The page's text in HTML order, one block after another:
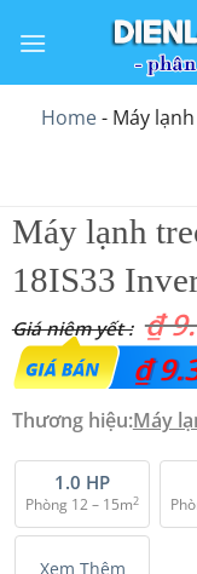
qua
dungHome- Máy
Máy lạnh
18IS33
₫
Giá
gốc
₫ 9.900.000.
₫
Thương hiệu:Máy
1.0 HP
Phòng 12 – 15m2
Xem Thêm